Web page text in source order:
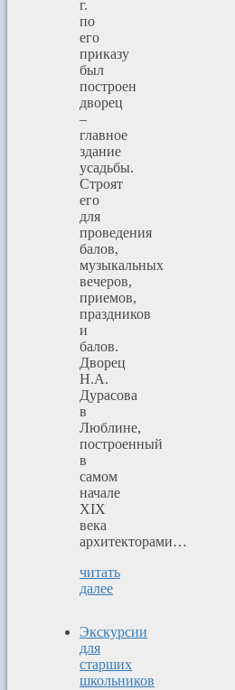
г.
по
его
приказу
был
построен
дворец
–
главное
здание
усадьбы.
Строят
его
для
проведения
балов,
музыкальных
вечеров,
приемов,
праздников
и
балов.
Дворец
Н.А.
Дурасова
в
Люблине,
построенный
в
самом
начале
XIX
века
архитекторами…
читать
далее
Экскурсии
для
старших
школьников